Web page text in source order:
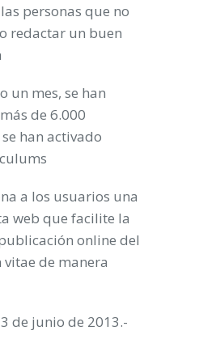
personas que no
redactar un buen
un mes, se han
de 6.000
han activado
a los usuarios una
web que facilite la
online del
de manera
de junio de 2013.-